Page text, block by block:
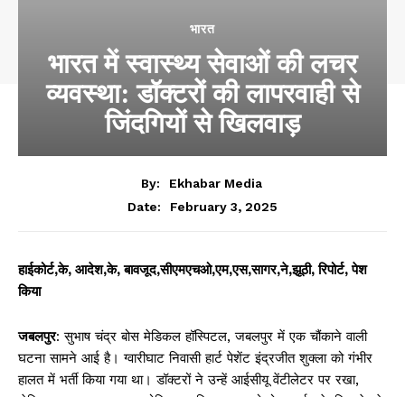
भारत
भारत में स्वास्थ्य सेवाओं की लचर
व्यवस्था: डॉक्टरों की लापरवाही से
जिंदगियों से खिलवाड़
By:
Ekhabar Media
Date:
February 3, 2025
हाईकोर्ट,के, आदेश,के, बावजूद,सीएमएचओ,एम,एस,सागर,ने,झूठी, रिपोर्ट, पेश
किया
जबलपुर: सुभाष चंद्र बोस मेडिकल हॉस्पिटल, जबलपुर में एक चौंकाने वाली
घटना सामने आई है। ग्वारीघाट निवासी हार्ट पेशेंट इंद्रजीत शुक्ला को गंभीर
हालत में भर्ती किया गया था। डॉक्टरों ने उन्हें आईसीयू वेंटीलेटर पर रखा,